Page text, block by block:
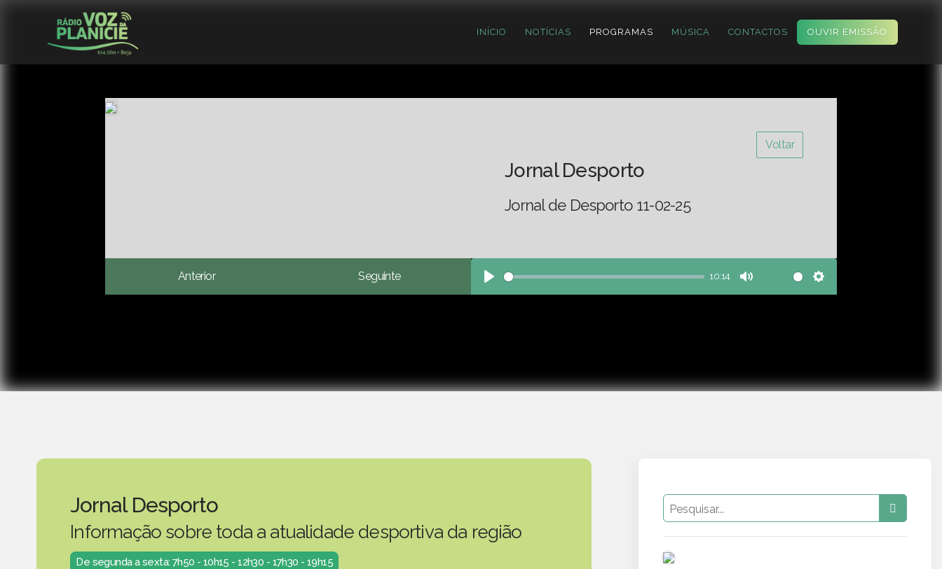
INÍCIO NOTÍCIAS PROGRAMAS MÚSICA CONTACTOS OUVIR EMISSÃO
Voltar
Jornal Desporto
Jornal de Desporto 11-02-25
Anterior Seguinte
Play
10:14
Mute Settings
Jornal Desporto
Informação sobre toda a atualidade desportiva da região
De segunda a sexta: 7h50 - 10h15 - 12h30 - 17h30 - 19h15